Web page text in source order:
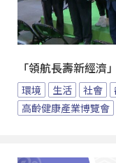
「領航長壽新經濟
環境 生活 社會
高齡健康產業博覽會